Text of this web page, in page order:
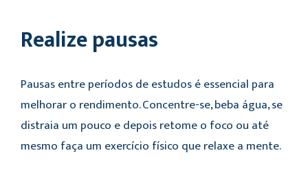
Realize pausas
Pausas entre períodos de estudos é essencial para
melhorar o rendimento. Concentre-se, beba água, se
distraia um pouco e depois retome o foco ou até
mesmo faça um exercício físico que relaxe a mente.